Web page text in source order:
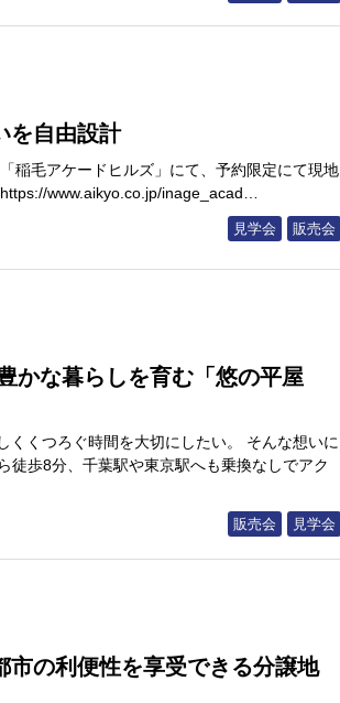
を自由設計
稲毛アケードヒルズ」にて、予約限定にて現地
www.aikyo.co.jp/inage_acad…
見学会 販売会
かな暮らしを育む「悠の平屋
くつろぐ時間を大切にしたい。 そんな想いに
徒歩8分、千葉駅や東京駅へも乗換なしでアク
販売会 見学会
市の利便性を享受できる分譲地